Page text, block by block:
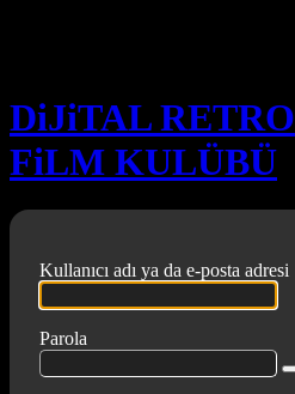
DiJiTAL RETRO
FiLM KULÜBÜ
Kullanıcı adı ya da e-posta adresi
Parola